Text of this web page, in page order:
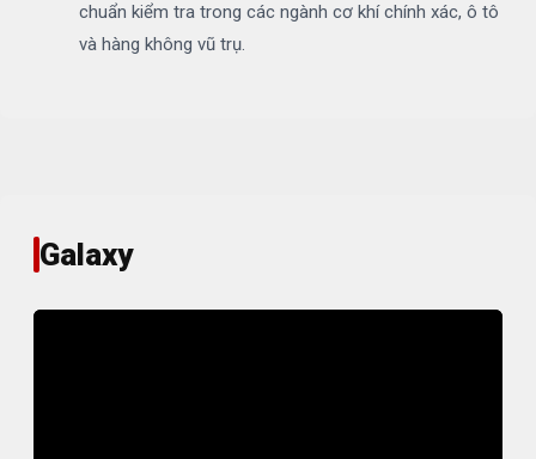
chuẩn kiểm tra trong các ngành cơ khí chính xác, ô tô
và hàng không vũ trụ.
Galaxy